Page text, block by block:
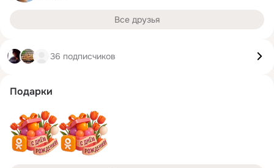
Все друзья
36 подписчиков
Подарки